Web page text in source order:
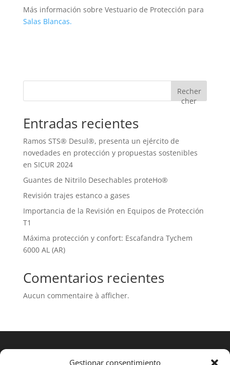
Gestionar consentimiento
Más información sobre Vestuario de Protección para
Salas Blancas.
Recher
cher
Entradas recientes
Ramos STS® Desul®, presenta un ejército de
novedades en protección y propuestas sostenibles
en SICUR 2024
Guantes de Nitrilo Desechables proteHo®
Revisión trajes estanco a gases
Importancia de la Revisión en Equipos de Protección
T1
Máxima protección y confort: Escafandra Tychem
6000 AL (AR)
Comentarios recientes
Aucun commentaire à afficher.